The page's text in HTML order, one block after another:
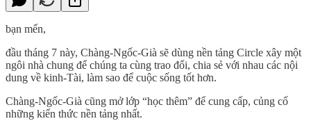
bạn mến,
đầu tháng 7 này, Chàng-Ngốc-Già sẽ dùng nền tảng Circle xây một
ngôi nhà chung để chúng ta cùng trao đổi, chia sẻ với nhau các nội
dung về kinh-Tài, làm sao để cuộc sống tốt hơn.
Chàng-Ngốc-Già cũng mở lớp “học thêm” để cung cấp, củng cố
những kiến thức nền tảng nhất.